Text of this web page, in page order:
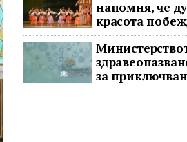
напомня, че
красота
за